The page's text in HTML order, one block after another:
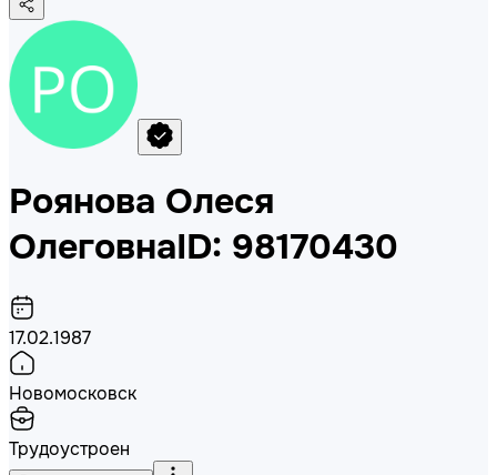
Роянова Олеся
ОлеговнаID: 98170430
17.02.1987
Новомосковск
Трудоустроен